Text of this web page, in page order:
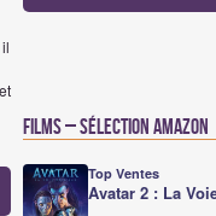
Films – Sélection Amazon
Top Ventes
Avatar 2 : La